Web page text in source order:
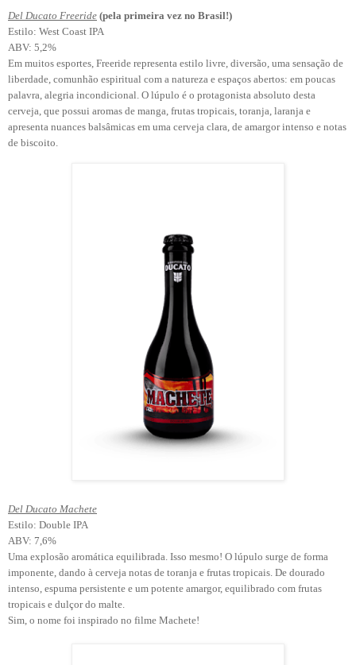
Del Ducato Freeride (pela primeira vez no Brasil!)
Estilo: West Coast IPA
ABV: 5,2%
Em muitos esportes, Freeride representa estilo livre, diversão, uma sensação de
liberdade, comunhão espiritual com a natureza e espaços abertos: em poucas
palavra, alegria incondicional. O lúpulo é o protagonista absoluto desta
cerveja, que possui aromas de manga, frutas tropicais, toranja, laranja e
apresenta nuances balsâmicas em uma cerveja clara, de amargor intenso e notas
de biscoito.
Del Ducato Machete
Estilo: Double IPA
ABV: 7,6%
Uma explosão aromática equilibrada. Isso mesmo! O lúpulo surge de forma
imponente, dando à cerveja notas de toranja e frutas tropicais. De dourado
intenso, espuma persistente e um potente amargor, equilibrado com frutas
tropicais e dulçor do malte.
Sim, o nome foi inspirado no filme Machete!